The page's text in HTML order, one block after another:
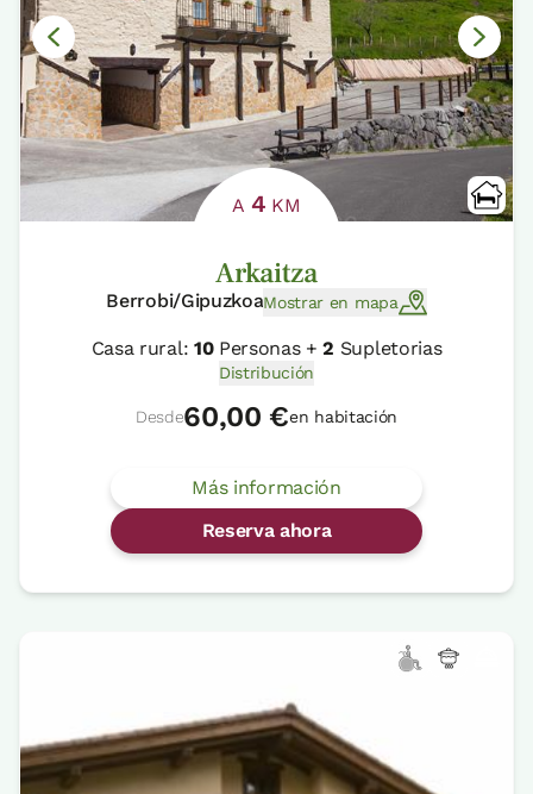
A 4 KM
Arkaitza
Berrobi/GipuzkoaMostrar en mapa
Casa rural: 10Personas +2 Supletorias
Distribución
Desde60,00 €en habitación
Más información
Reserva ahora